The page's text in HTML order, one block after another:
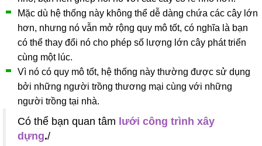
Mặc dù hệ thống này không thể dễ dàng chứa các cây lớn
hơn, nhưng nó vẫn mở rộng quy mô tốt, có nghĩa là bạn
có thể thay đổi nó cho phép số lượng lớn cây phát triển
cùng một lúc.
Vì nó có quy mô tốt, hệ thống này thường được sử dụng
bởi những người trồng thương mại cùng với những
người trồng tại nhà.
Có thể bạn quan tâm lưới công trình xây
dựng./